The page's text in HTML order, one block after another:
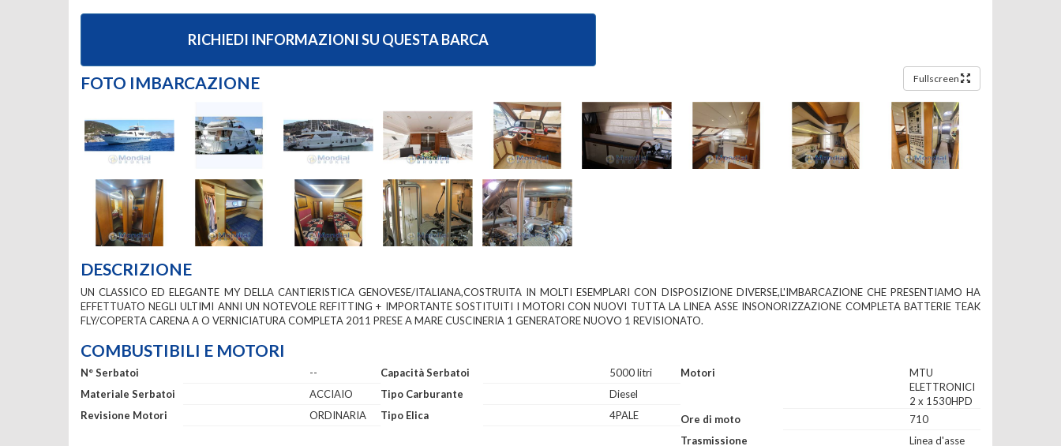
RICHIEDI INFORMAZIONI SU QUESTA BARCA
FOTO IMBARCAZIONE Fullscreen
DESCRIZIONE
UN CLASSICO ED ELEGANTE MY DELLA CANTIERISTICA GENOVESE/ITALIANA,COSTRUITA IN MOLTI ESEMPLARI CON DISPOSIZIONE DIVERSE,L'IMBARCAZIONE CHE PRESENTIAMO HA
EFFETTUATO NEGLI ULTIMI ANNI UN NOTEVOLE REFITTING + IMPORTANTE SOSTITUITI I MOTORI CON NUOVI TUTTA LA LINEA ASSE INSONORIZZAZIONE COMPLETA BATTERIE TEAK
FLY/COPERTA CARENA A O VERNICIATURA COMPLETA 2011 PRESE A MARE CUSCINERIA 1 GENERATORE NUOVO 1 REVISIONATO.
COMBUSTIBILI E MOTORI
N° Serbatoi
--
Materiale Serbatoi
ACCIAIO
Revisione Motori
ORDINARIA
Capacità Serbatoi
5000 litri
Tipo Carburante
Diesel
Tipo Elica
4PALE
Motori
MTU
ELETTRONICI
2 x 1530HPD
Ore di moto
710
Trasmissione
Linea d'asse